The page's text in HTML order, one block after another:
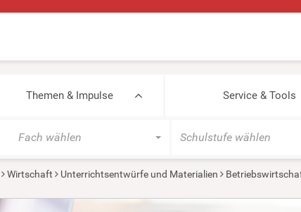
Themen & Impulse Service & Tools
Fach wählen Schulstufe wählen
Wirtschaft Unterrichtsentwürfe und Materialien